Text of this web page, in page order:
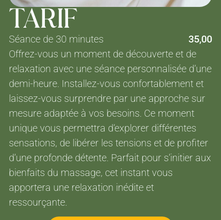
TARIF
Séance de 30 minutes
35,00
Offrez-vous un moment de découverte et de
relaxation avec une séance personnalisée d’une
demi-heure. Installez-vous confortablement et
laissez-vous surprendre par une approche sur
mesure adaptée à vos besoins. Ce moment
unique vous permettra d’explorer différentes
sensations, de libérer les tensions et de profiter
d’une profonde détente. Parfait pour s’initier aux
bienfaits du massage, cet instant vous
apportera une relaxation inédite et
ressourçante.